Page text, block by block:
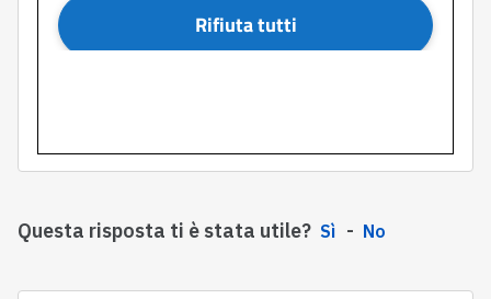
Questa risposta ti è stata utile? Sì No